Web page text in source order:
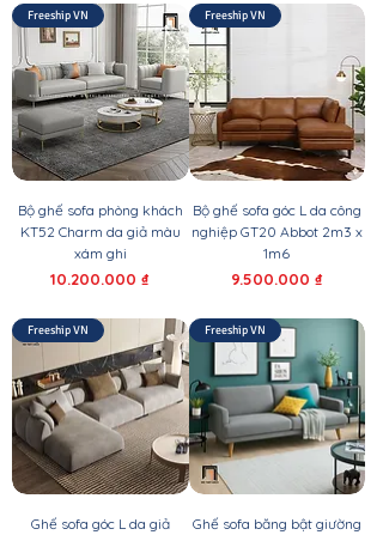
Freeship VN
Bộ ghế sofa phòng khách
KT52 Charm da giả màu
xám ghi
Giá
10.200.000 ₫
Freeship VN
Bộ ghế sofa góc L da công
nghiệp GT20 Abbot 2m3 x
1m6
Giá
9.500.000 ₫
Freeship VN
Ghế sofa góc L da giả
Freeship VN
Ghế sofa băng bật giường